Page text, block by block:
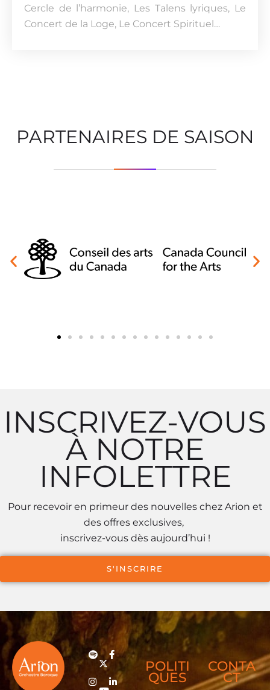
Cercle de l’harmonie, Les Talens lyriques, Le
Concert de la Loge, Le Concert Spirituel…
PARTENAIRES DE SAISON
INSCRIVEZ-VOUS
À NOTRE
INFOLETTRE
Pour recevoir en primeur des nouvelles chez Arion et
des offres exclusives,
inscrivez-vous dès aujourd’hui !
S'INSCRIRE
POLITI
QUES
CONTA
CT